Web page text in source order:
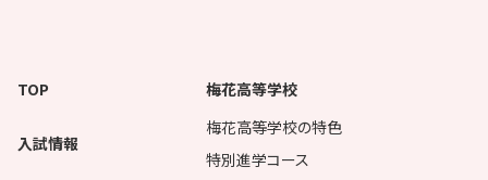
TOP
入試情報
梅花高等学校
梅花高等学校の特色
特別進学コース